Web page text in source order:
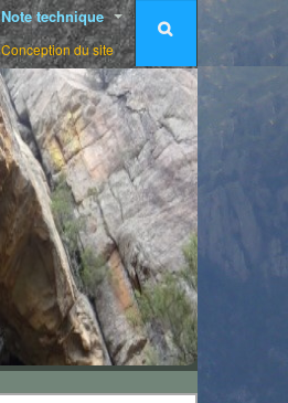
Note technique
Conception du site